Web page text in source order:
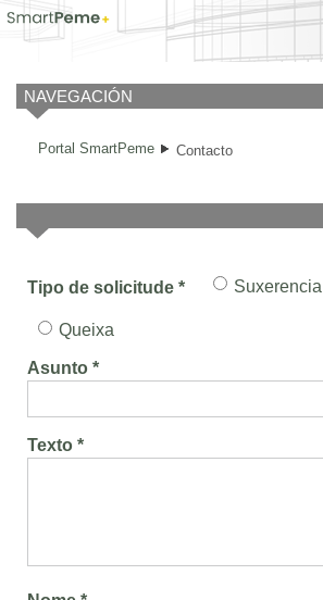
Contacto
NAVEGACIÓN
Portal SmartPeme Contacto
Tipo de solicitude * Suxerencia
Queixa
Asunto *
Texto *